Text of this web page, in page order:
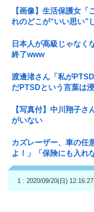
【画像】生活保護女「
れのどこが“いい思い”
日本人が高級じゃなく
終了www
渡邊渚さん「私が
だPTSDという言葉は
【写真付】中川翔子
がいない
カズレーザー、車の任
よ！」「保険にも入れ
1 : 2020/09/20(日)